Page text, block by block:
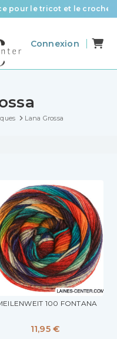
toutes vos envies !
pour le tricot et le crochet
Connexion
Lana Grossa
100 FONTANA
11,95 €